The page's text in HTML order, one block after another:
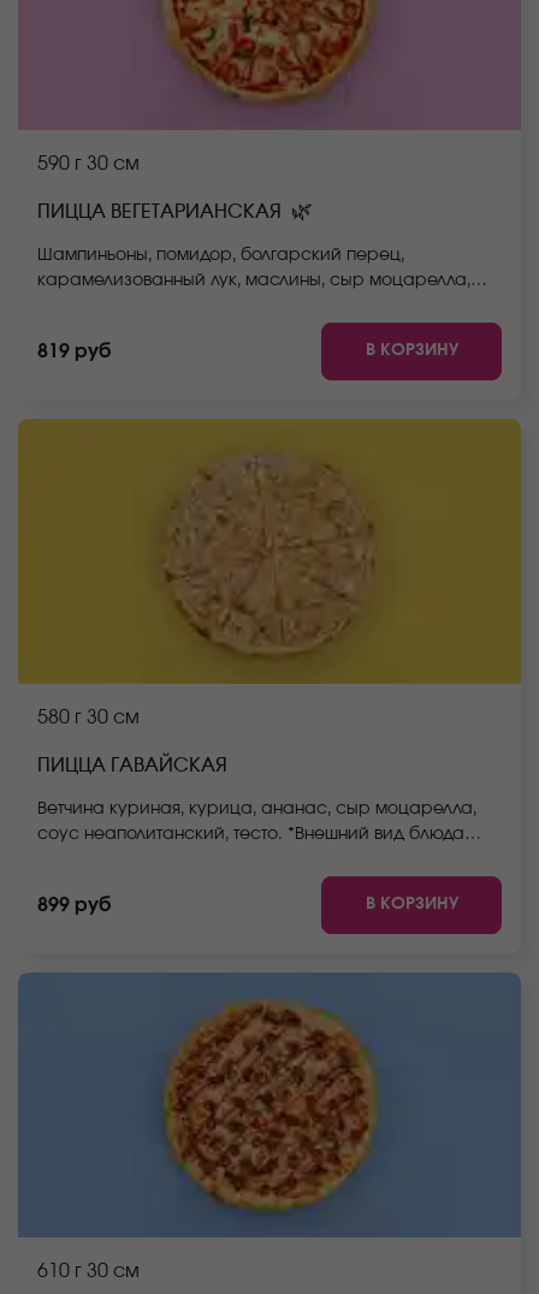
590 г 30 см
ПИЦЦА ВЕГЕТАРИАНСКАЯ 🌿
Шампиньоны, помидор, болгарский перец,
карамелизованный лук, маслины, сыр моцарелла,
может отличаться от фото на сайте.
819 руб В КОРЗИНУ
580 г 30 см
ПИЦЦА ГАВАЙСКАЯ
Ветчина куриная, курица, ананас, сыр моцарелла,
соус неаполитанский, тесто. *Внешний вид блюда
899 руб В КОРЗИНУ
610 г 30 см